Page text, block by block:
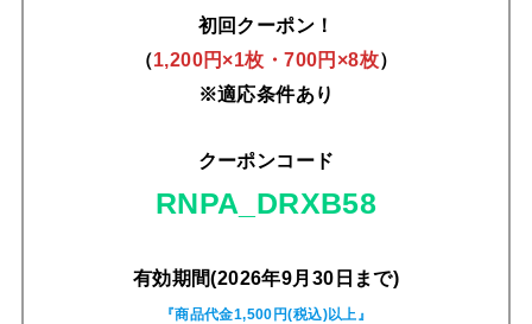
初回クーポン！
（1,200円×1枚・700円×8枚）
※適応条件あり
クーポンコード
RNPA_DRXB58
有効期間(2026年9月30日まで)
『商品代金1,500円(税込)以上』